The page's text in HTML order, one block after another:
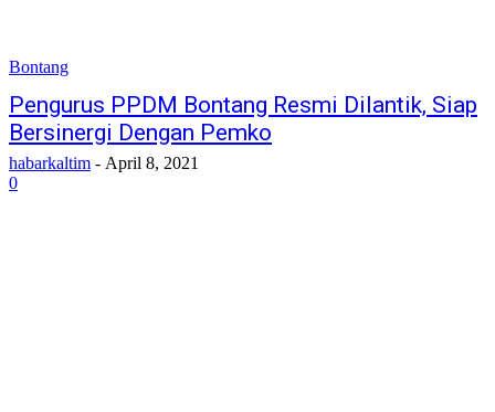
Bontang
Pengurus PPDM Bontang Resmi Dilantik, Siap
Bersinergi Dengan Pemko
habarkaltim - April 8, 2021
0